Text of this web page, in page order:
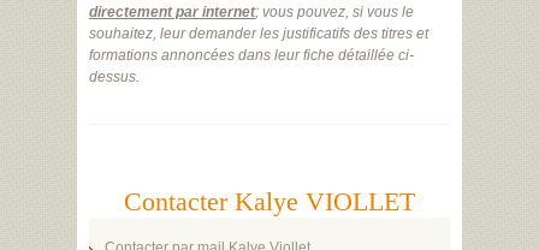
directement par internet; vous pouvez, si vous le
souhaitez, leur demander les justificatifs des titres et
formations annoncées dans leur fiche détaillée ci-
dessus.
Contacter Kalye VIOLLET